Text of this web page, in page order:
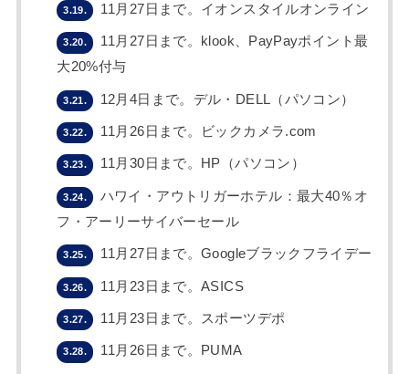
3.19. 11月27日まで。イオンスタイルオンライン
3.20.
11月27日まで。klook、PayPayポイント最
大20%付与
3.21. 12月4日まで。デル・DELL（パソコン）
3.22. 11月26日まで。ビックカメラ.com
3.23. 11月30日まで。HP（パソコン）
3.24.
ハワイ・アウトリガーホテル：最大40％オ
フ・アーリーサイバーセール
3.25. 11月27日まで。Googleブラックフライデー
3.26. 11月23日まで。ASICS
3.27. 11月23日まで。スポーツデポ
3.28. 11月26日まで。PUMA